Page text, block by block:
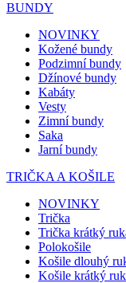
BUNDY
NOVINKY
Kožené bundy
Podzimní bundy
Džínové bundy
Kabáty
Vesty
Zimní bundy
Saka
Jarní bundy
TRIČKA A KOŠILE
NOVINKY
Trička
Trička krátký
Polokošile
Košile dlouhý
Košile krátký